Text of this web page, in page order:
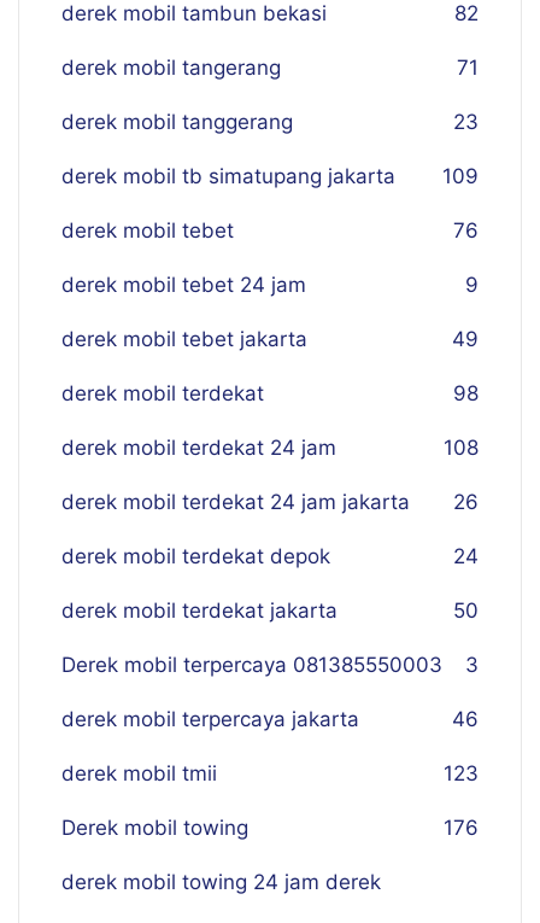
derek mobil tambun bekasi 82
derek mobil tangerang 71
derek mobil tanggerang 23
derek mobil tb simatupang jakarta 109
derek mobil tebet 76
derek mobil tebet 24 jam 9
derek mobil tebet jakarta 49
derek mobil terdekat 98
derek mobil terdekat 24 jam 108
derek mobil terdekat 24 jam jakarta 26
derek mobil terdekat depok 24
derek mobil terdekat jakarta 50
Derek mobil terpercaya 081385550003 3
derek mobil terpercaya jakarta 46
derek mobil tmii 123
Derek mobil towing 176
derek mobil towing 24 jam derek